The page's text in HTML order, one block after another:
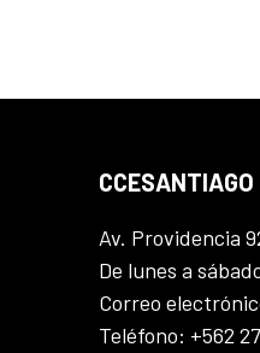
Av. Providencia
De lunes a
Correo
Teléfono: +562